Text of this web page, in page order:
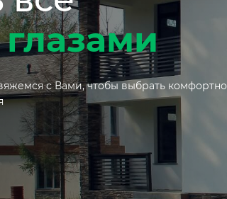
с Вами, чтобы выбрать